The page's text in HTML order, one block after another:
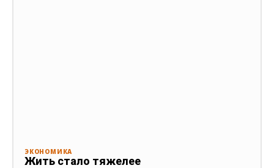
ЭКОНОМИКА
Жить стало тяжелее